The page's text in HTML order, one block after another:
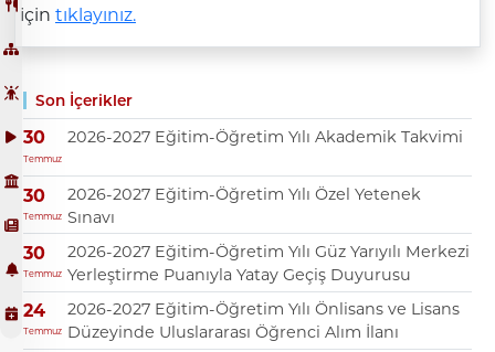
Son İçerikler
30
Temmuz
2026-2027 Eğitim-Öğretim Yılı Akademik Takvimi
30
Temmuz
2026-2027 Eğitim-Öğretim Yılı Özel Yetenek
Sınavı
30
Temmuz
2026-2027 Eğitim-Öğretim Yılı Güz Yarıyılı Merkezi
Yerleştirme Puanıyla Yatay Geçiş Duyurusu
24
Temmuz
2026-2027 Eğitim-Öğretim Yılı Önlisans ve Lisans
Düzeyinde Uluslararası Öğrenci Alım İlanı
için tıklayınız.